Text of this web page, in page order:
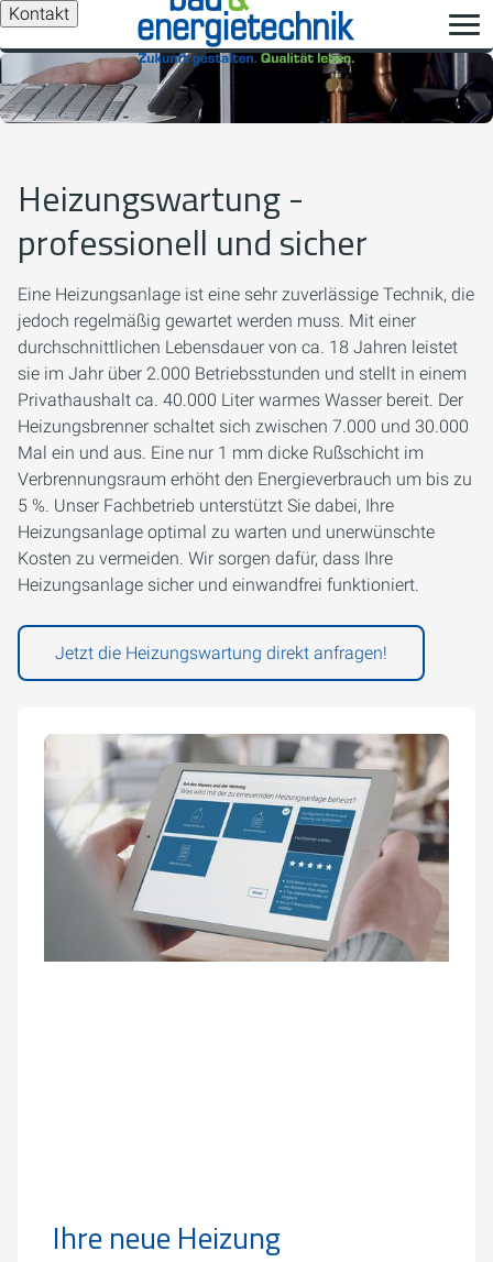
Kontakt
Heizungswartung -
professionell und sicher
Eine Heizungsanlage ist eine sehr zuverlässige Technik, die
jedoch regelmäßig gewartet werden muss. Mit einer
durchschnittlichen Lebensdauer von ca. 18 Jahren leistet
sie im Jahr über 2.000 Betriebsstunden und stellt in einem
Privathaushalt ca. 40.000 Liter warmes Wasser bereit. Der
Heizungsbrenner schaltet sich zwischen 7.000 und 30.000
Mal ein und aus. Eine nur 1 mm dicke Rußschicht im
Verbrennungsraum erhöht den Energieverbrauch um bis zu
5 %. Unser Fachbetrieb unterstützt Sie dabei, Ihre
Heizungsanlage optimal zu warten und unerwünschte
Kosten zu vermeiden. Wir sorgen dafür, dass Ihre
Heizungsanlage sicher und einwandfrei funktioniert.
Jetzt die Heizungswartung direkt anfragen!
Ihre neue Heizung